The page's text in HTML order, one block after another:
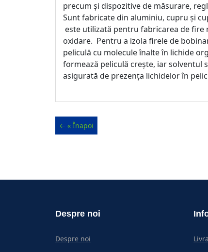
precum și dispozitive de măsurare,
Sunt fabricate din aluminiu, cupru și
este utilizată pentru fabricarea de
oxidare. Pentru a izola firele de
peliculă cu molecule înalte în lichide
formează peliculă crește, iar solventul
asigurată de prezența lichidelor în
Despre noi
Despre noi